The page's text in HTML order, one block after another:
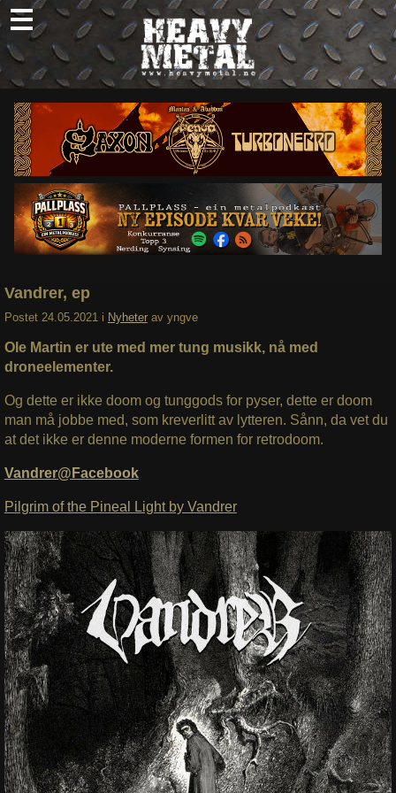
Skip
to
content
Nyheter
Omtaler
Intervjuer
Om oss
Abonner
Søk
Vandrer, ep
Postet 24.05.2021 i Nyheter av yngve
Ole Martin er ute med mer tung musikk, nå med
droneelementer.
Og dette er ikke doom og tunggods for pyser, dette er doom
man må jobbe med, som kreverlitt av lytteren. Sånn, da vet du
at det ikke er denne moderne formen for retrodoom.
Vandrer@Facebook
Pilgrim of the Pineal Light by Vandrer